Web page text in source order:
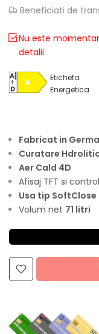
Beneficiati de
Nu este
detalii
Eticheta
Energetica
Fabricat in
Curatare
Aer Cald 4D
Afisaj TFT si
Usa tip SoftClose
Volum net 71 litri